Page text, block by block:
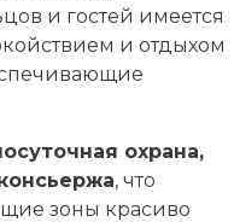
и гостей имеется
и отдыхом
охрана,
, что
зоны красиво